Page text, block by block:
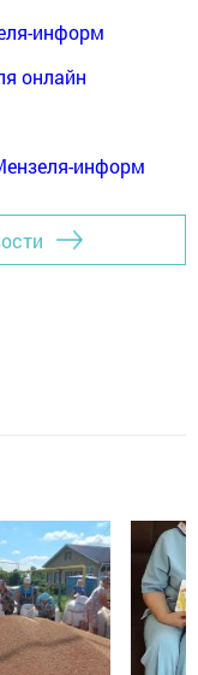
информ
онлайн
информ